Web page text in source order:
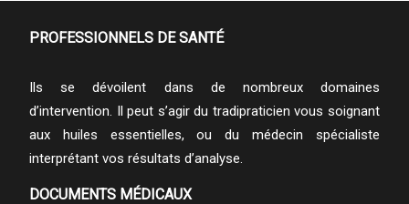
PROFESSIONNELS DE SANTÉ
Ils se dévoilent dans de nombreux domaines
d’intervention. Il peut s’agir du tradipraticien vous soignant
aux huiles essentielles, ou du médecin spécialiste
interprétant vos résultats d’analyse.
DOCUMENTS MÉDICAUX